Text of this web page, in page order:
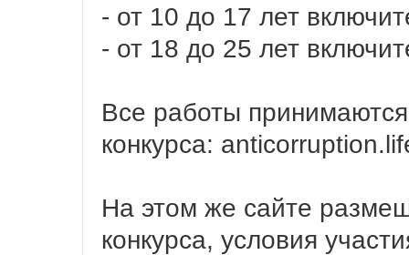
- от 10 до 17 лет
- от 18 до 25 лет
Все работы
конкурса:
На этом же сайте
конкурса, условия